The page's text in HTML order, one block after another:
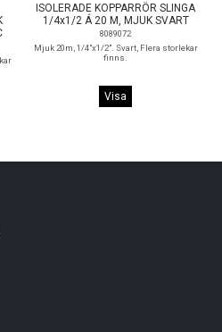
ISOLERADE KOPPARRÖR SLINGA
1/4x1/2 Á 20 M, MJUK SVART
8089072
Mjuk 20m, 1/4"x1/2". Svart, Flera storlekar
finns.
Visa